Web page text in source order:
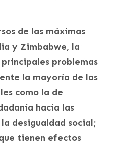
de las máximas
y Zimbabwe, la
problemas
la mayoría de las
como la de
hacia las
desigualdad social;
tienen efectos